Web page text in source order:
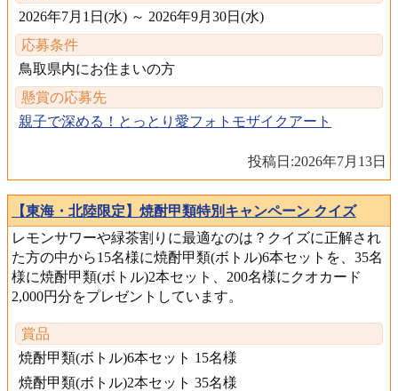
2026年7月1日(水) ～ 2026年9月30日(水)
応募条件
鳥取県内にお住まいの方
懸賞の応募先
親子で深める！とっとり愛フォトモザイクアート
投稿日:2026年7月13日
【東海・北陸限定】焼酎甲類特別キャンペーン クイズ
レモンサワーや緑茶割りに最適なのは？クイズに正解され
た方の中から15名様に焼酎甲類(ボトル)6本セットを、35名
様に焼酎甲類(ボトル)2本セット、200名様にクオカード
2,000円分をプレゼントしています。
賞品
焼酎甲類(ボトル)6本セット 15名様
焼酎甲類(ボトル)2本セット 35名様